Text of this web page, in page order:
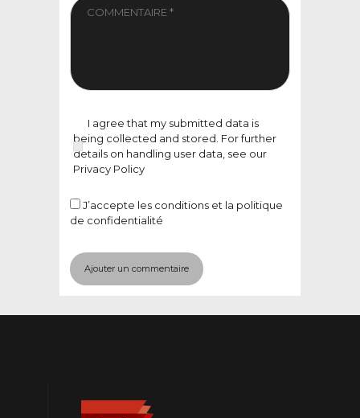
I agree that my submitted data is
being collected and stored. For further
details on handling user data, see our
Privacy Policy
J’accepte les conditions et la politique
de confidentialité